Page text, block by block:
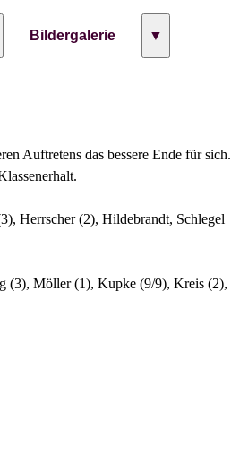
Bildergalerie ▼
Auftretens das bessere Ende für sich.
Herrscher (2), Hildebrandt, Schlegel
(3), Möller (1), Kupke (9/9), Kreis (2),